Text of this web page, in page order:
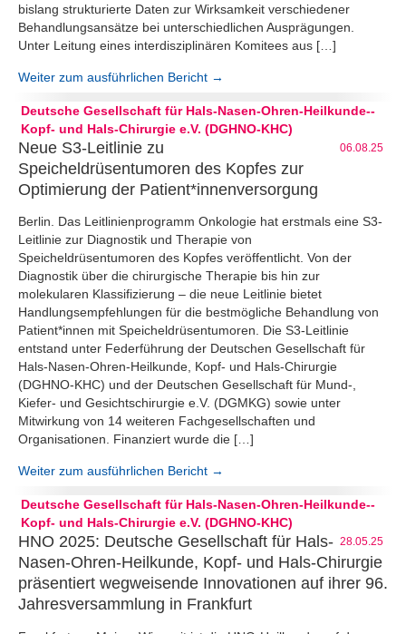
bislang strukturierte Daten zur Wirksamkeit verschiedener
Behandlungsansätze bei unterschiedlichen Ausprägungen.
Unter Leitung eines interdisziplinären Komitees aus […]
Weiter zum ausführlichen Bericht →
Deutsche Gesellschaft für Hals-Nasen-Ohren-Heilkunde--
Kopf- und Hals-Chirurgie e.V. (DGHNO-KHC)
06.08.25
Neue S3-Leitlinie zu
Speicheldrüsentumoren des Kopfes zur
Optimierung der Patient*innenversorgung
Berlin. Das Leitlinienprogramm Onkologie hat erstmals eine S3-
Leitlinie zur Diagnostik und Therapie von
Speicheldrüsentumoren des Kopfes veröffentlicht. Von der
Diagnostik über die chirurgische Therapie bis hin zur
molekularen Klassifizierung – die neue Leitlinie bietet
Handlungsempfehlungen für die bestmögliche Behandlung von
Patient*innen mit Speicheldrüsentumoren. Die S3-Leitlinie
entstand unter Federführung der Deutschen Gesellschaft für
Hals-Nasen-Ohren-Heilkunde, Kopf- und Hals-Chirurgie
(DGHNO-KHC) und der Deutschen Gesellschaft für Mund-,
Kiefer- und Gesichtschirurgie e.V. (DGMKG) sowie unter
Mitwirkung von 14 weiteren Fachgesellschaften und
Organisationen. Finanziert wurde die […]
Weiter zum ausführlichen Bericht →
Deutsche Gesellschaft für Hals-Nasen-Ohren-Heilkunde--
Kopf- und Hals-Chirurgie e.V. (DGHNO-KHC)
28.05.25
HNO 2025: Deutsche Gesellschaft für Hals-
Nasen-Ohren-Heilkunde, Kopf- und Hals-Chirurgie
präsentiert wegweisende Innovationen auf ihrer 96.
Jahresversammlung in Frankfurt